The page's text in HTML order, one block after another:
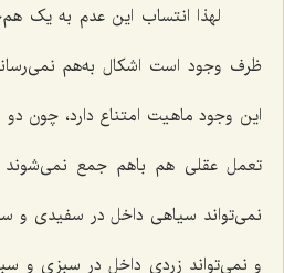
لهذا انتساب این عدم به یک
ظرف وجود است اشکال به‌هم
این وجود ماهیت امتناع دارد، چون
تعمل عقلی هم باهم جمع نمی‌شوند
نمی‌تواند سیاهی داخل در سفیدی و
و نمی‌تواند زردی داخل در سبزی و